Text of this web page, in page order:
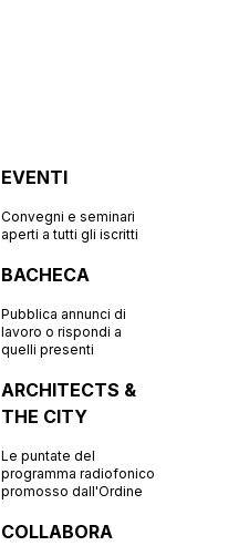
EVENTI
Convegni e seminari
aperti a tutti gli iscritti
BACHECA
Pubblica annunci di
lavoro o rispondi a
quelli presenti
ARCHITECTS &
THE CITY
Le puntate del
programma radiofonico
promosso dall'Ordine
COLLABORA